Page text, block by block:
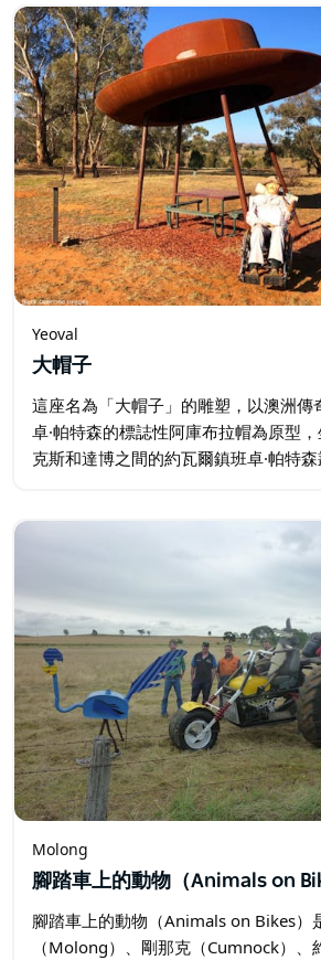
個休息站…
Yeoval
大帽子
這座名為「大帽子」的雕塑，以澳洲傳
卓·帕特森的標誌性阿庫布拉帽為原型
克斯和達博之間的約瓦爾鎮班卓·帕特
Molong
腳踏車上的動物（Animals on
腳踏車上的動物（Animals on Bikes）
（Molong）、剛那克（Cumnock）、